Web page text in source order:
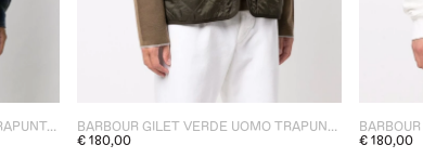
BARBOUR GILET NERO UOMO TRAPUNTATO
BARBOUR GILET VERDE UOMO TRAPUNTATO
€ 180,00
€ 180,00